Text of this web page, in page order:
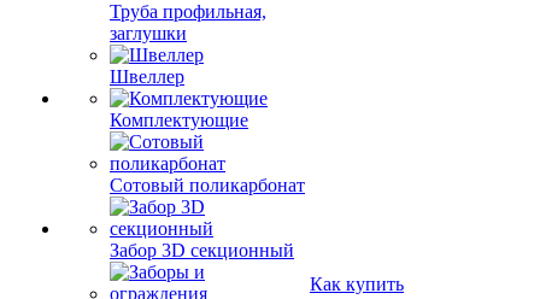
Труба профильная,
заглушки
Швеллер
Комплектующие
Сотовый поликарбонат
Забор 3D секционный
Как купить